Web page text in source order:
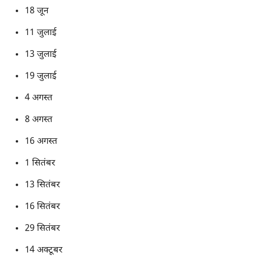
18 जून
11 जुलाई
13 जुलाई
19 जुलाई
4 अगस्त
8 अगस्त
16 अगस्त
1 सितंबर
13 सितंबर
16 सितंबर
29 सितंबर
14 अक्टूबर